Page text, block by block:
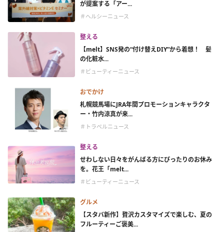
が提案する「アー...
＃ヘルシーニュース
整える
【melt】SNS発の“付け替えDIY”から着想！ 髪
の化粧水...
＃ビューティーニュース
おでかけ
札幌競馬場にJRA年間プロモーションキャラクタ
ー・竹内涼真が来...
＃トラベルニュース
整える
せわしない日々をがんばる方にぴったりのお休み
を。花王「melt...
＃ビューティーニュース
グルメ
【スタバ新作】贅沢カスタマイズで楽しむ、夏の
フルーティーご褒美...